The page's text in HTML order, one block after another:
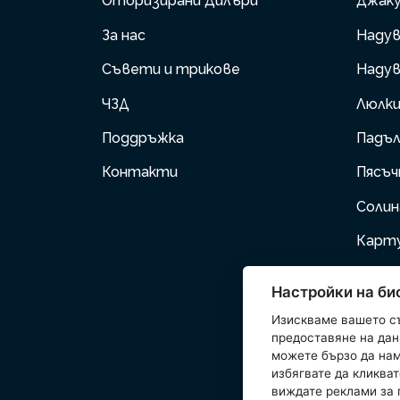
За нас
Съвети и трикове
ЧЗД
Поддръжка
Контакти
Люлки
Настройки на
Изискваме вашето
предоставяне на
можете бързо да
избягвате да
виждате реклами за